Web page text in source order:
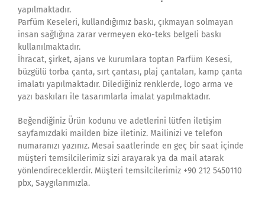
yapılmaktadır.
Parfüm Keseleri, kullandığımız baskı, çıkmayan solmayan
insan sağlığına zarar vermeyen eko-teks belgeli baskı
kullanılmaktadır.
İhracat, şirket, ajans ve kurumlara toptan Parfüm Kesesi,
büzgülü torba çanta, sırt çantası, plaj çantaları, kamp çanta
imalatı yapılmaktadır. Dilediğiniz renklerde, logo arma ve
yazı baskıları ile tasarımlarla imalat yapılmaktadır.
Beğendiğiniz Ürün kodunu ve adetlerini lütfen iletişim
sayfamızdaki mailden bize iletiniz. Mailinizi ve telefon
numaranızı yazınız. Mesai saatlerinde en geç bir saat içinde
müşteri temsilcilerimiz sizi arayarak ya da mail atarak
yönlendireceklerdir. Müşteri temsilcilerimiz +90 212 5450110
pbx, Saygılarımızla.